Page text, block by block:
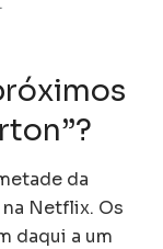
da
Netflix. Os
daqui a um